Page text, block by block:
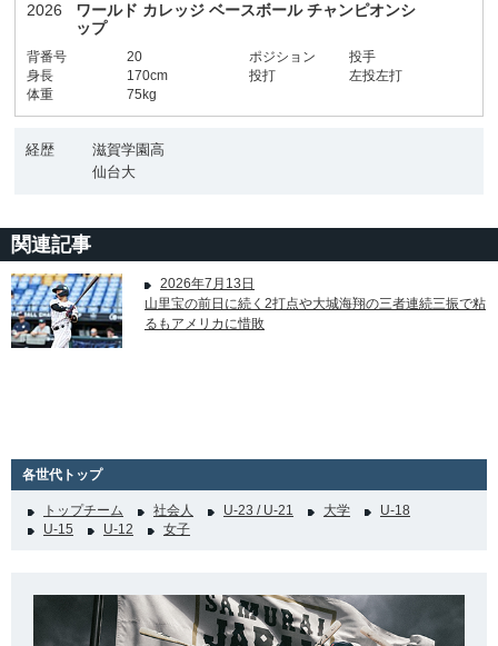
2026
ワールド カレッジ ベースボール チャンピオンシ
ップ
背番号 20 ポジション
投手
身長
170cm 投打
左投左打
体重
75kg
経歴
滋賀学園高
仙台大
関連記事
2026年7月13日
山里宝の前日に続く2打点や大城海翔の三者連続三振で粘
るもアメリカに惜敗
各世代トップ
トップチーム 社会人 U-23 / U-21 大学
U-18
U-15
U-12 女子